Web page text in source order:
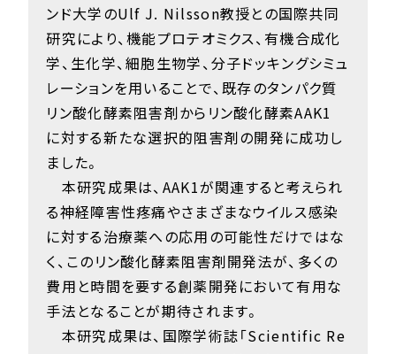
ンド大学のUlf J. Nilsson教授との国際共同
研究により、機能プロテオミクス、有機合成化
学、生化学、細胞生物学、分子ドッキングシミュ
レーションを用いることで、既存のタンパク質
リン酸化酵素阻害剤からリン酸化酵素AAK1
に対する新たな選択的阻害剤の開発に成功し
ました。
本研究成果は、AAK1が関連すると考えられ
る神経障害性疼痛やさまざまなウイルス感染
に対する治療薬への応用の可能性だけではな
く、このリン酸化酵素阻害剤開発法が、多くの
費用と時間を要する創薬開発において有用な
手法となることが期待されます。
本研究成果は、国際学術誌「Scientific Re